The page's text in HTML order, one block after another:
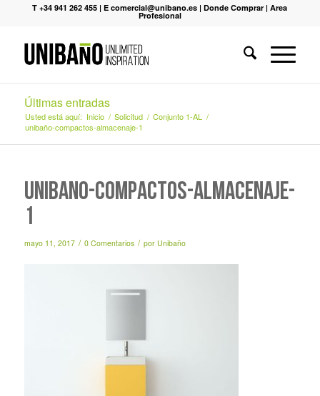
T +34 941 262 455 |E comercial@unibano.es |Donde Comprar |Area
Profesional
Últimas entradas
Usted está aquí: Inicio / Solicitud / Conjunto 1-AL
/
unibaño-compactos-almacenaje-1
unibaño-compactos-almacenaje-
1
mayo 11, 2017 / 0 Comentarios / por Unibaño